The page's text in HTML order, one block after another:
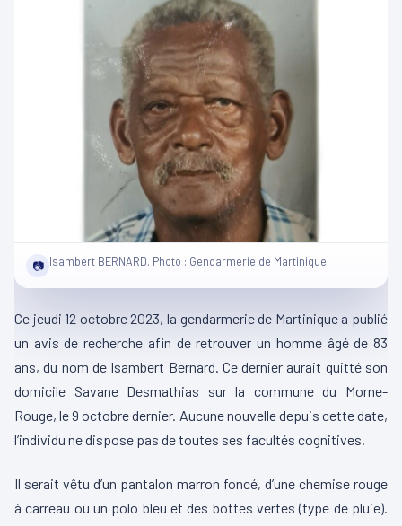
📷 Isambert BERNARD. Photo : Gendarmerie de Martinique.
Ce jeudi 12 octobre 2023, la gendarmerie de Martinique a publié
un avis de recherche afin de retrouver un homme âgé de 83
ans, du nom de Isambert Bernard. Ce dernier aurait quitté son
domicile Savane Desmathias sur la commune du Morne-
Rouge, le 9 octobre dernier. Aucune nouvelle depuis cette date,
l’individu ne dispose pas de toutes ses facultés cognitives.
Il serait vêtu d’un pantalon marron foncé, d’une chemise rouge
à carreau ou un polo bleu et des bottes vertes (type de pluie).